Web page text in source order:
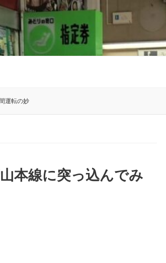
運転の妙
本線に突っ込んでみ